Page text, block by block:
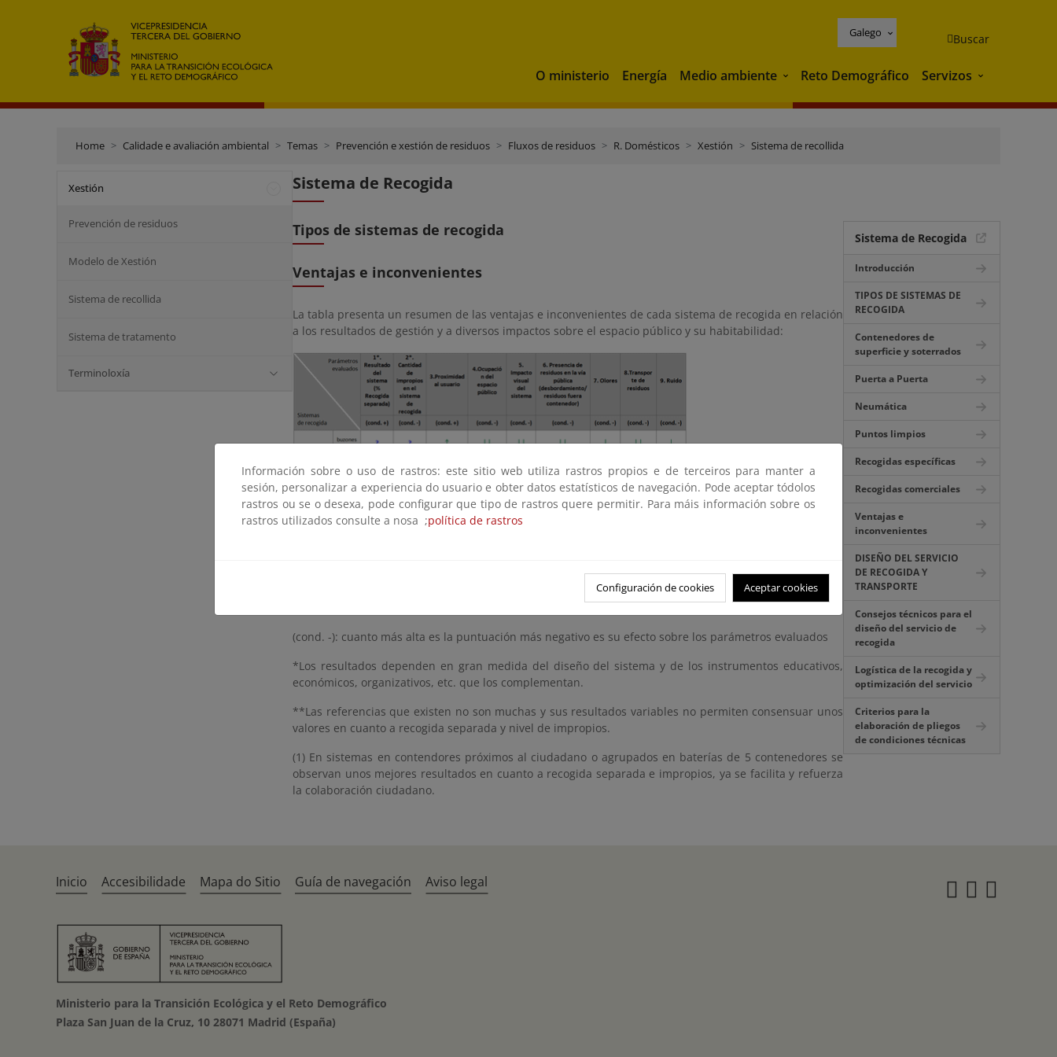
Galego Buscar
O ministerio Energía Medio ambiente Medio ambiente
Reto Demográfico Servizos Servizos
Home Calidade e avaliación ambiental Temas Prevención e xestión de residuos Fluxos de residuos R. Domésticos Xestión Sistema de recollida
Xestión
Prevención de residuos
Modelo de Xestión
Sistema de recollida
Sistema de tratamento
Terminoloxía
Sistema de Recogida
Tipos de sistemas de recogida
Ventajas e inconvenientes
La tabla presenta un resumen de las ventajas e inconvenientes de cada sistema de recogida en relación
a los resultados de gestión y a diversos impactos sobre el espacio público y su habitabilidad:
(cond. +): cuanto más alta es la puntuación más positivo es su efecto sobre los parámetros evaluados
(cond. -): cuanto más alta es la puntuación más negativo es su efecto sobre los parámetros evaluados
*Los resultados dependen en gran medida del diseño del sistema y de los instrumentos educativos,
económicos, organizativos, etc. que los complementan.
**Las referencias que existen no son muchas y sus resultados variables no permiten consensuar unos
valores en cuanto a recogida separada y nivel de impropios.
(1) En sistemas en contendores próximos al ciudadano o agrupados en baterías de 5 contenedores se
observan unos mejores resultados en cuanto a recogida separada e impropios, ya se facilita y refuerza
la colaboración ciudadano.
Sistema de Recogida
Introducción
TIPOS DE SISTEMAS DE
RECOGIDA
Contenedores de
superficie y soterrados
Puerta a Puerta
Neumática
Puntos limpios
Recogidas específicas
Recogidas comerciales
Ventajas e
inconvenientes
DISEÑO DEL SERVICIO
DE RECOGIDA Y
TRANSPORTE
Consejos técnicos para el
diseño del servicio de
recogida
Logística de la recogida y
optimización del servicio
Criterios para la
elaboración de pliegos
de condiciones técnicas
Información sobre o uso de rastros: este sitio web utiliza rastros propios e de terceiros para manter a
sesión, personalizar a experiencia do usuario e obter datos estatísticos de navegación. Pode aceptar tódolos
rastros ou se o desexa, pode configurar que tipo de rastros quere permitir. Para máis información sobre os
rastros utilizados consulte a nosa ;política de rastros
Configuración de cookies Aceptar cookies
Inicio Accesibilidade Mapa do Sitio Guía de navegación Aviso legal Twitter
Ministerio para la Transición Ecológica y el Reto Demográfico
Plaza San Juan de la Cruz, 10 28071 Madrid (España)